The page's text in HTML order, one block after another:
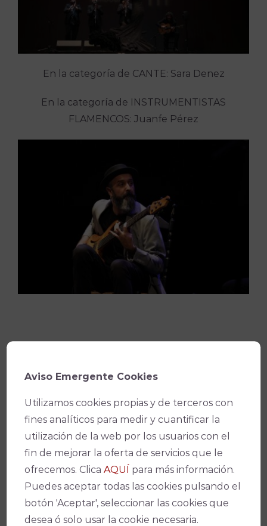
En la categoría de CANTE: Sara Denez
En la categoría de INSTRUMENTISTAS
FLAMENCOS: Juanfe Pérez
Programa de actividades
Programa de espectáculos
Actividades
complementarias
Actividades paralelas
Aviso Emergente Cookies
Utilizamos cookies propias y de terceros con
fines analíticos para medir y cuantificar la
utilización de la web por los usuarios con el
fin de mejorar la oferta de servicios que le
ofrecemos. ClicaAQUÍ para más información.
Puedes aceptar todas las cookies pulsando el
botón 'Aceptar', seleccionar las cookies que
desea ó solo usar la cookie necesaria.